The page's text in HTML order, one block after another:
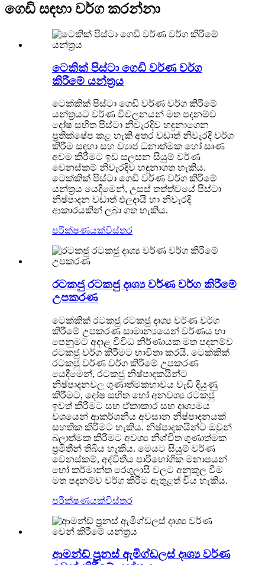
ගෙඩි සඳහා වර්ග කරන්නා
ටෙකික් පිස්ටා ගෙඩි වර්ණ වර්ග
කිරීමේ යන්ත්‍රය
ටෙක්කික් පිස්ටා ගෙඩි වර්ණ වර්ග කිරීමේ
යන්ත්‍රයට වර්ණ විචලනයන් මත පදනම්ව
දෝෂ සහිත පිස්ටා නිවැරදිව හඳුනාගෙන
ප්‍රතික්ෂේප කළ හැකි අතර වඩාත් නිවැරදි වර්ග
කිරීම සඳහා සහ ව්‍යාජ ධනාත්මක හෝ සෘණ
අවම කිරීමට ඉඩ සලසන සියුම් වර්ණ
වෙනස්කම් නිවැරදිව හඳුනාගත හැකිය.
ටෙක්කික් පිස්ටා ගෙඩි වර්ණ වර්ග කිරීමේ
යන්ත්‍රය යෙදීමෙන්, උසස් තත්ත්වයේ පිස්ටා
නිෂ්පාදන වඩාත් ඵලදායී හා නිවැරදි
ආකාරයකින් ලබා ගත හැකිය.
පරීක්ෂණයක්විස්තර
රටකජු රටකජු දෘශ්‍ය වර්ණ වර්ග කිරීමේ
උපකරණ
ටෙක්කික් රටකජු රටකජු දෘශ්‍ය වර්ණ වර්ග
කිරීමේ උපකරණ සාමාන්‍යයෙන් වර්ණය හා
පෙනුමට අදාළ විවිධ නිර්ණායක මත පදනම්ව
රටකජු වර්ග කිරීමට භාවිතා කරයි. ටෙක්කික්
රටකජු වර්ණ වර්ග කිරීමේ උපකරණ
යෙදීමෙන්, රටකජු නිෂ්පාදකයින්ට
නිෂ්පාදනවල ගුණාත්මකභාවය වැඩි දියුණු
කිරීමට, දෝෂ සහිත හෝ අනවශ්‍ය රටකජු
ඉවත් කිරීමට සහ ඒකාකාර සහ දෘශ්‍යමය
වශයෙන් ආකර්ශනීය අවසාන නිෂ්පාදනයක්
සහතික කිරීමට හැකිය. නිෂ්පාදකයින්ට ඔවුන්
බලාත්මක කිරීමට අවශ්‍ය නිශ්චිත ගුණාත්මක
ප්‍රමිතීන් තිබිය හැකිය. මෙයට සියුම් වර්ණ
වෙනස්කම්, අද්විතීය පාරිභෝගික මනාපයන්
හෝ කර්මාන්ත රෙගුලාසි වලට අනුකූල වීම
මත පදනම්ව වර්ග කිරීම ඇතුළත් විය හැකිය.
පරීක්ෂණයක්විස්තර
ආමන්ඩ් ප්‍රූනස් ඇමිග්ඩලස් දෘශ්‍ය වර්ණ